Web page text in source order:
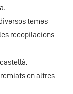
temes
recopilacions
en altres